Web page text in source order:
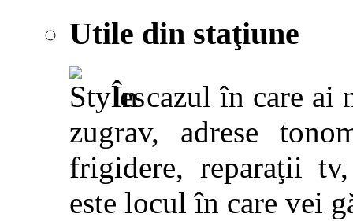
Utile din staţiune
În cazul în care ai
zugrav, adrese
frigidere, reparaţii
este locul în care vei